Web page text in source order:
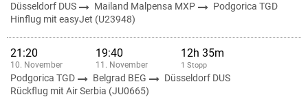
Düsseldorf DUS Mailand Malpensa MXP
Podgorica TGD
Hinflug mit easyJet (U23948)
21:20
10. November
19:40
11. November
12h 35m
1 Stopp
Podgorica TGD Belgrad BEG
Düsseldorf DUS
Rückflug mit Air Serbia (JU0665)